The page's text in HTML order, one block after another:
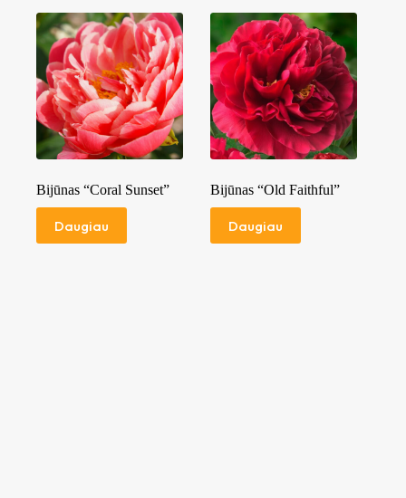
Bijūnas “Coral Sunset”
Daugiau
Bijūnas “Old Faithful”
Daugiau